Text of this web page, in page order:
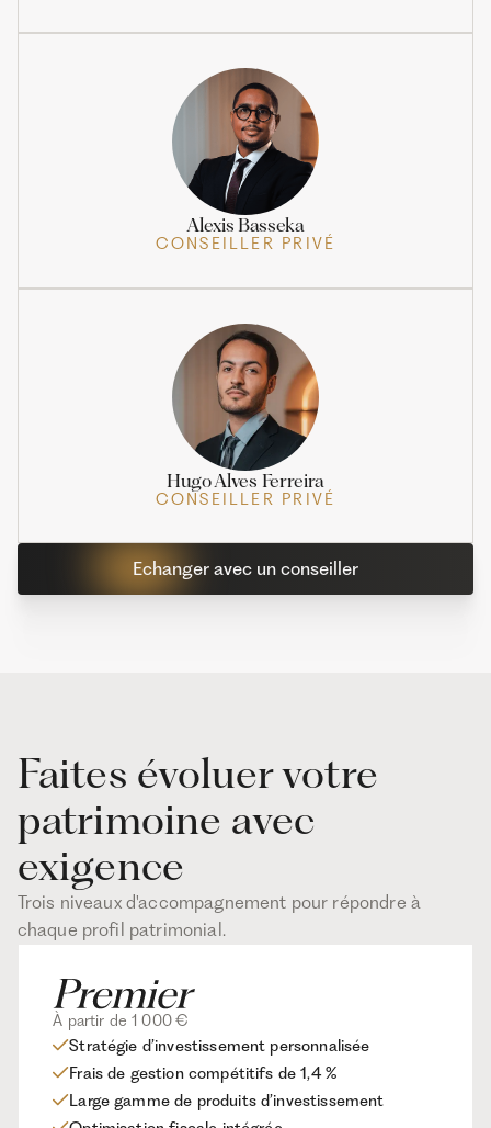
Alexis Basseka
CONSEILLER PRIVÉ
Hugo Alves Ferreira
CONSEILLER PRIVÉ
Echanger avec un conseiller
Faites évoluer votre
patrimoine avec
exigence
Trois niveaux d'accompagnement pour répondre à
chaque profil patrimonial.
À partir de 1 000 €
Stratégie d’investissement personnalisée
Frais de gestion compétitifs de 1,4 %
Large gamme de produits d’investissement